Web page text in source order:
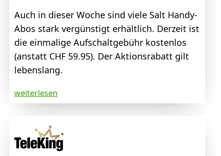
Auch in dieser Woche sind viele Salt Handy-
Abos stark vergünstigt erhältlich. Derzeit ist
die einmalige Aufschaltgebühr kostenlos
(anstatt CHF 59.95). Der Aktionsrabatt gilt
lebenslang.
weiterlesen